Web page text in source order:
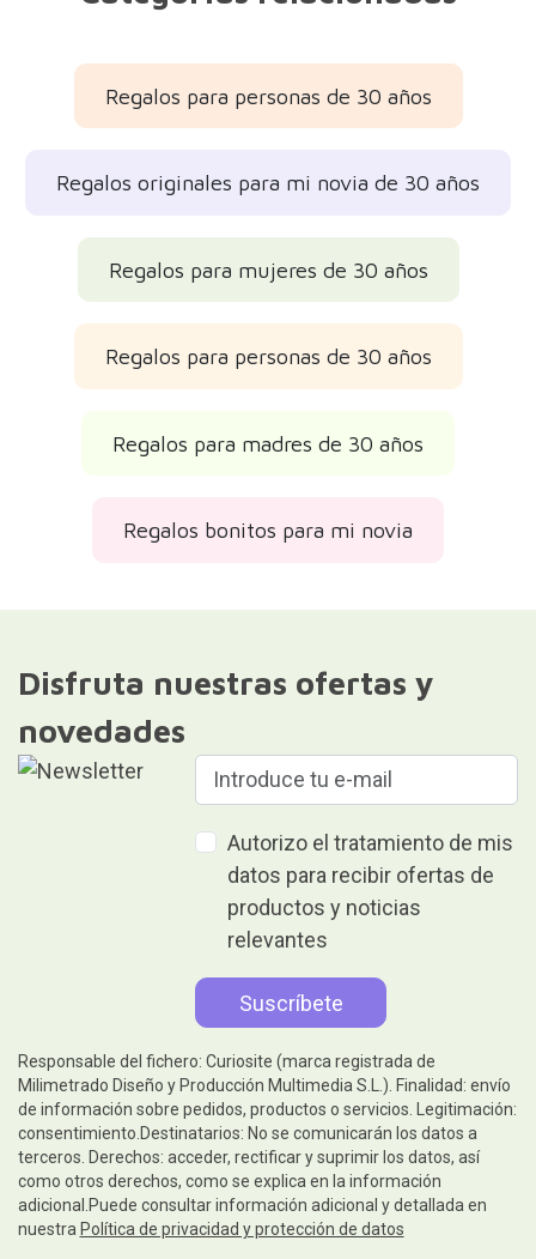
Regalos para personas de 30 años
Regalos originales para mi novia de 30 años
Regalos para mujeres de 30 años
Regalos para personas de 30 años
Regalos para madres de 30 años
Regalos bonitos para mi novia
Disfruta nuestras ofertas y
novedades
Autorizo el tratamiento de mis
datos para recibir ofertas de
productos y noticias
relevantes
Responsable del fichero: Curiosite (marca registrada de
Milimetrado Diseño y Producción Multimedia S.L.). Finalidad: envío
de información sobre pedidos, productos o servicios. Legitimación:
consentimiento.Destinatarios: No se comunicarán los datos a
terceros. Derechos: acceder, rectificar y suprimir los datos, así
como otros derechos, como se explica en la información
adicional.Puede consultar información adicional y detallada en
nuestra Política de privacidad y protección de datos